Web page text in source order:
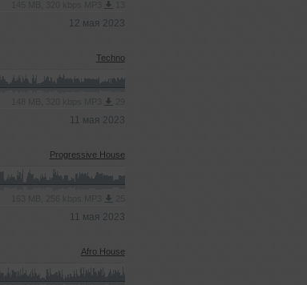
12 мая 2023
Techno
11 мая 2023
Progressive House
11 мая 2023
Afro House